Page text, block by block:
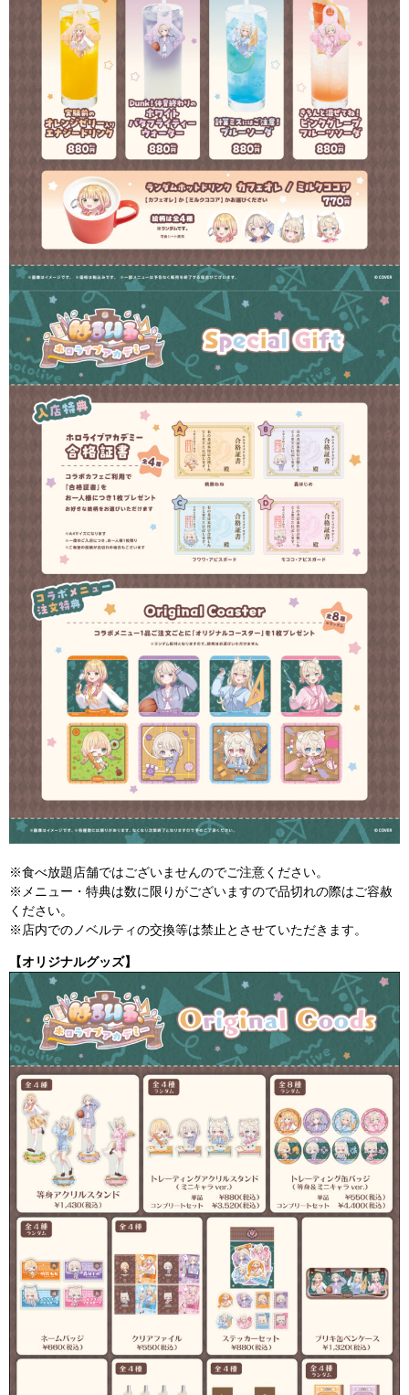
※食べ放題店舗ではございませんのでご注意ください。
※メニュー・特典は数に限りがございますので品切れの際はご容赦
ください。
※店内でのノベルティの交換等は禁止とさせていただきます。
【オリジナルグッズ】